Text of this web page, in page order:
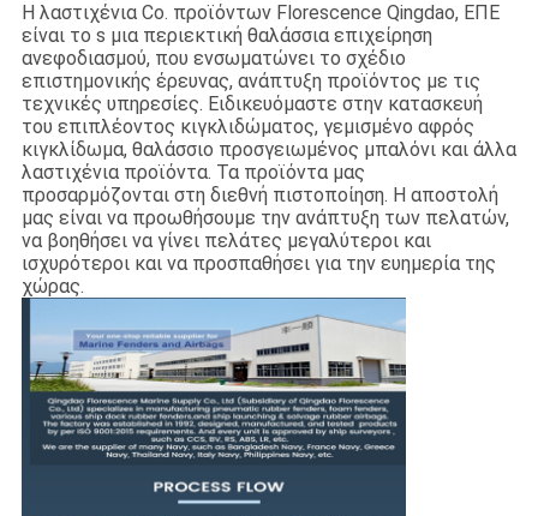
Η λαστιχένια Co. προϊόντων Florescence Qingdao, ΕΠΕ
είναι το s μια περιεκτική θαλάσσια επιχείρηση
ανεφοδιασμού, που ενσωματώνει το σχέδιο
επιστημονικής έρευνας, ανάπτυξη προϊόντος με τις
τεχνικές υπηρεσίες. Ειδικευόμαστε στην κατασκευή
του επιπλέοντος κιγκλιδώματος, γεμισμένο αφρός
κιγκλίδωμα, θαλάσσιο προσγειωμένος μπαλόνι και άλλα
λαστιχένια προϊόντα. Τα προϊόντα μας
προσαρμόζονται στη διεθνή πιστοποίηση. Η αποστολή
μας είναι να προωθήσουμε την ανάπτυξη των πελατών,
να βοηθήσει να γίνει πελάτες μεγαλύτεροι και
ισχυρότεροι και να προσπαθήσει για την ευημερία της
χώρας.